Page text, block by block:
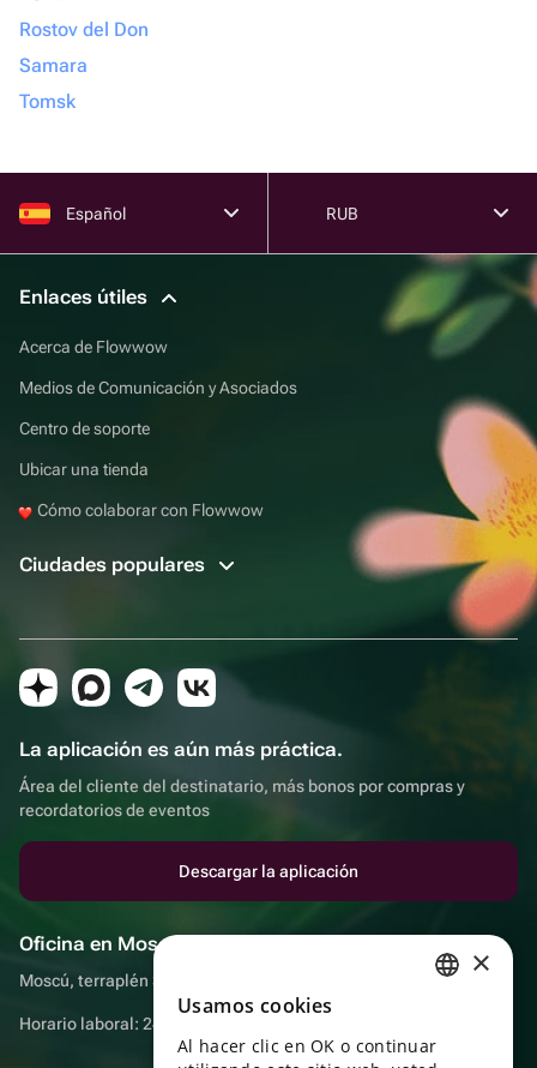
Rostov del Don
Samara
Tomsk
Español RUB
Enlaces útiles
Acerca de Flowwow
Medios de Comunicación y Asociados
Centro de soporte
Ubicar una tienda
Cómo colaborar con Flowwow
Ciudades populares
La aplicación es aún más práctica.
Área del cliente del destinatario, más bonos por compras y
recordatorios de eventos
Descargar la aplicación
Oficina en Moscú
Moscú, terraplén Sadovnicheskaya, 9, sala 2/3
Horario laboral: 24 horas
ENGLISH
×
Usamos cookies
Al hacer clic en OK o continuar